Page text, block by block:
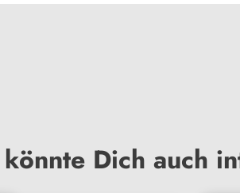
könnte Dich auch